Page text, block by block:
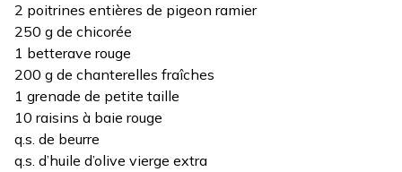
2 poitrines entières de pigeon ramier
250 g de chicorée
1 betterave rouge
200 g de chanterelles fraîches
1 grenade de petite taille
10 raisins à baie rouge
q.s. de beurre
q.s. d’huile d’olive vierge extra